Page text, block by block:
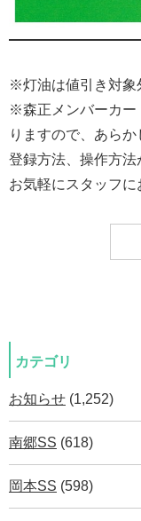
※灯油は値引き対象
※森正メンバーカー
りますので、あらか
登録方法、操作方
お気軽にスタッフ
カテゴリ
お知らせ (1,252)
南郷SS (618)
岡本SS (598)